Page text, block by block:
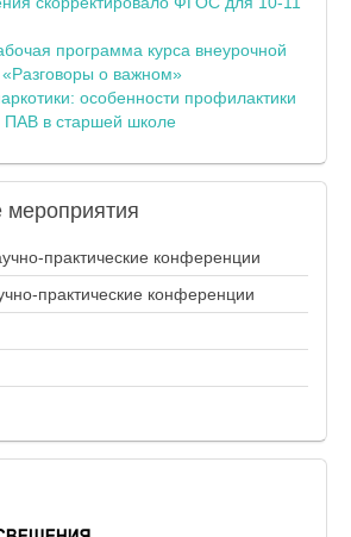
программа курса внеурочной
«Разговоры о важном»
особенности профилактики
ПАВ в старшей школе
мероприятия
практические конференции
практические конференции